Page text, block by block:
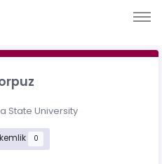
State University
0